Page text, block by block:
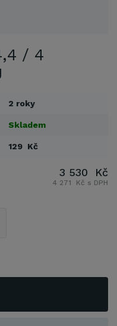
/ 4
2 roky
Skladem
129 Kč
3 530 Kč
4 271 Kč s DPH